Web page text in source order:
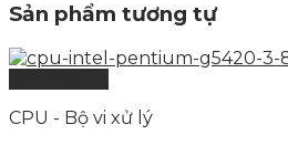
Sản phẩm tương tự
CPU - Bộ vi xử lý